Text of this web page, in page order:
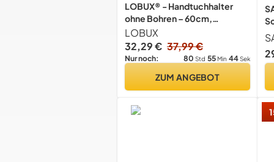
LOBUX® - Handtuchhalter
ohne Bohren – 60cm,
Edelstahl rostfrei –
Handtuchhalter Bad doppelt,
selbstklebend –
Handtuchstange,
Badetuchhalter inkl. 2
Handtuchhaken – für
Badezimmer, Duschwand,
Küche
LOBUX
32,29 € 37,99 €
Nur noch: 80 Std 55Min 44Sek
ZUM ANGEBOT